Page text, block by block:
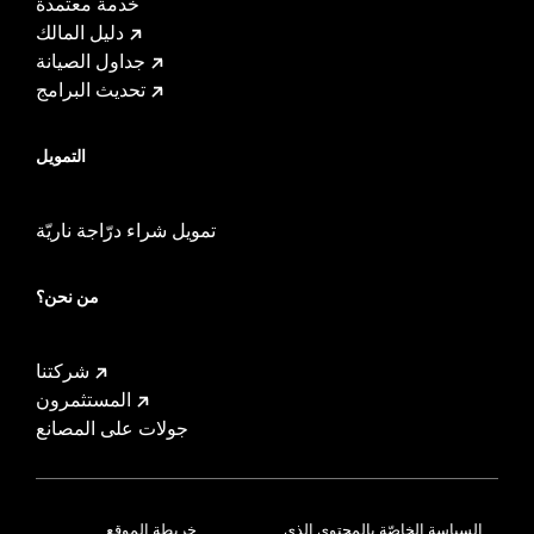
دليل المالك
جداول الصيانة
تحديث البرامج
التمويل
تمويل شراء درّاجة ناريّة
من نحن؟
شركتنا
المستثمرون
جولات على المصانع
خريطة الموقع السياسة الخاصّة بالمحتوى الذي